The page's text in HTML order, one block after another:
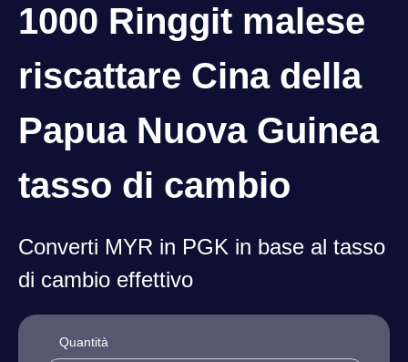
1000 Ringgit malese
riscattare Cina della
Papua Nuova Guinea
tasso di cambio
Converti MYR in PGK in base al tasso
di cambio effettivo
Quantità